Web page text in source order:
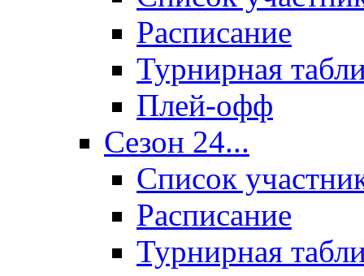
Расписание
Турнирная
Плей-офф
Сезон 24...
Список
Расписание
Турнирная